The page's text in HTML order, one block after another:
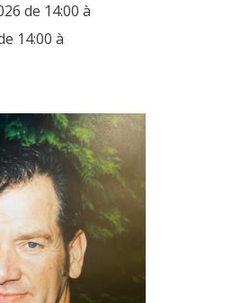
de 14:00 à
14:00 à